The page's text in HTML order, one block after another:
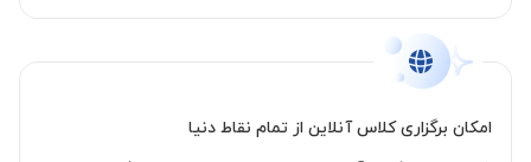
امکان برگزاری کلاس آنلاین از تمام نقاط دنیا